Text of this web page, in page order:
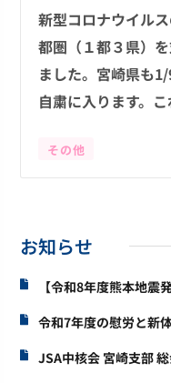
新型コロナウイル
都圏（１都３県）
ました。宮崎県も
自粛に入ります。
その他
お知らせ
【令和8年度熊本地震
令和7年度の慰労と新
JSA中核会 宮崎支部